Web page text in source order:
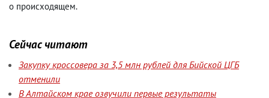
о происходящем.
Сейчас читают
Закупку кроссовера за 3,5 млн рублей для Бийской ЦГБ
отменили
В Алтайском крае озвучили первые результаты